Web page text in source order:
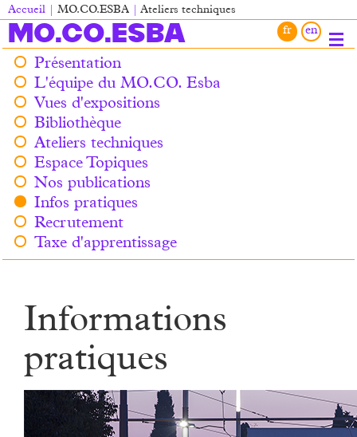
Aller
au
contenu
principal
Fil
d'Ariane
Accueil MO.CO.ESBA Ateliers techniques
MO.CO.ESBA
Main
navigation
Présentation
L'équipe du MO.CO. Esba
Vues d'expositions
Bibliothèque
Ateliers techniques
Espace Topiques
Nos publications
Infos pratiques
Recrutement
Taxe d'apprentissage
Informations
pratiques